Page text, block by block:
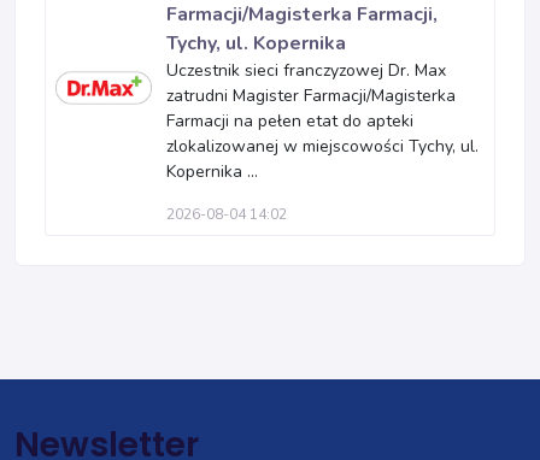
Farmacji/Magisterka Farmacji,
Tychy, ul. Kopernika
Uczestnik sieci franczyzowej Dr. Max
zatrudni Magister Farmacji/Magisterka
Farmacji na pełen etat do apteki
zlokalizowanej w miejscowości Tychy, ul.
Kopernika ...
2026-08-04 14:02
Newsletter